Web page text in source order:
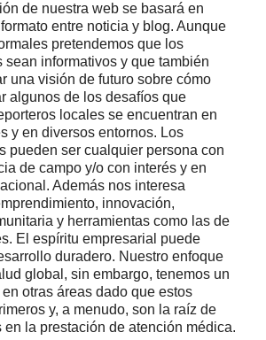
de nuestra web se basará en
entre noticia y blog. Aunque
pretendemos que los
sean informativos y que también
una visión de futuro sobre cómo
algunos de los desafíos que
locales se encuentran en
y en diversos entornos. Los
pueden ser cualquier persona con
de campo y/o con interés y en
Además nos interesa
innovación,
y herramientas como las de
El espíritu empresarial puede
duradero. Nuestro enfoque
global, sin embargo, tenemos un
otras áreas dado que estos
y, a menudo, son la raíz de
en la prestación de atención médica.